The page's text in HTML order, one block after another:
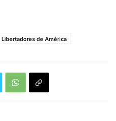
Libertadores de América